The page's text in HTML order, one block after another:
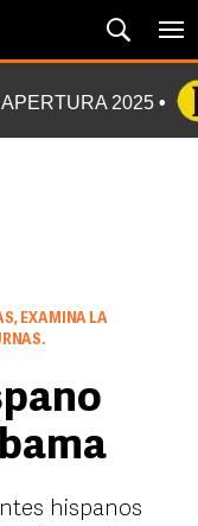
2025
EXAMINA LA
hispanos